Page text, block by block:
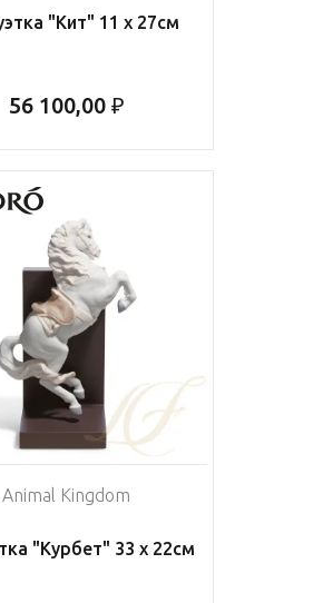
"Кит" 11 х 27см
56 100,00 ₽
Animal Kingdom
"Курбет" 33 x 22см